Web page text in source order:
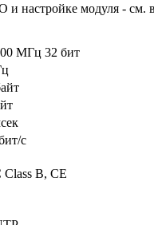
и настройке модуля -
MГц 32 бит
с
Class B, CE